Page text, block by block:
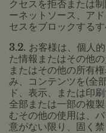
クセスを拒否または
ーネットソース、ア
セスをブロックする
3.2. お客様は、個人
た情報またはその他
またはその他の所有
み、コンテンツを(全
ド、表示、または印
全部または一部の複
むその他の使用は、
意がない限り、固く禁